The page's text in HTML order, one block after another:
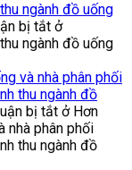
ngành đồ uống
bị tắt ở
ngành đồ uống
và nhà phân phối
thu ngành đồ
bị tắt ở Hơn
nhà phân phối
thu ngành đồ